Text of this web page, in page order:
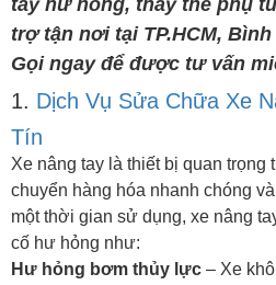
tay hư hỏng, thay thế phụ
trợ tận nơi tại TP.HCM,
Gọi ngay để được tư vấn
1. Dịch Vụ Sửa Chữa Xe
Tín
Xe nâng tay là thiết bị quan trọng
chuyển hàng hóa nhanh chóng
một thời gian sử dụng, xe nâng
cố hư hỏng như:
Hư hỏng bơm thủy lực – Xe